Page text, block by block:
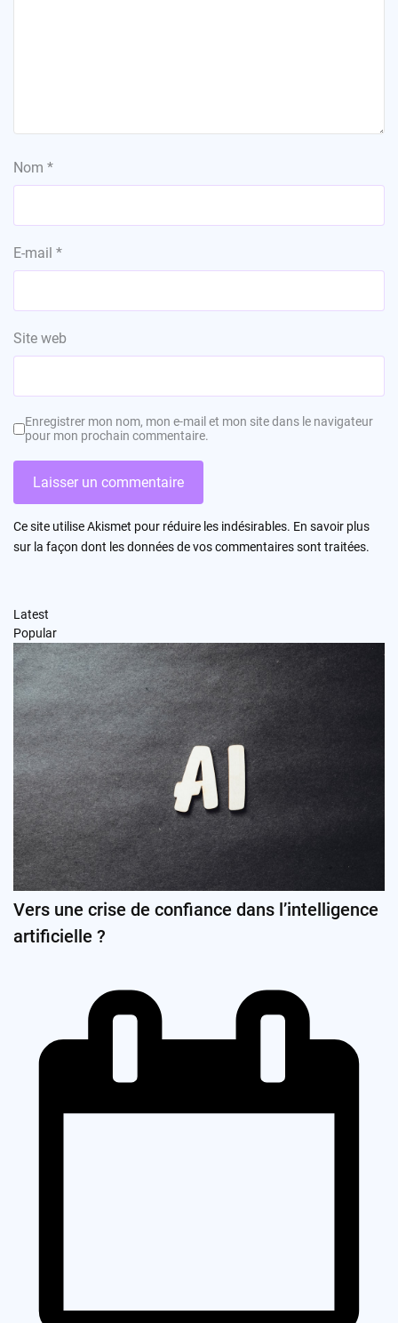
Nom *
E-mail *
Site web
Enregistrer mon nom, mon e-mail et mon site dans le navigateur
pour mon prochain commentaire.
Ce site utilise Akismet pour réduire les indésirables. En savoir plus
sur la façon dont les données de vos commentaires sont traitées.
Latest
Popular
Vers une crise de confiance dans l’intelligence
artificielle ?